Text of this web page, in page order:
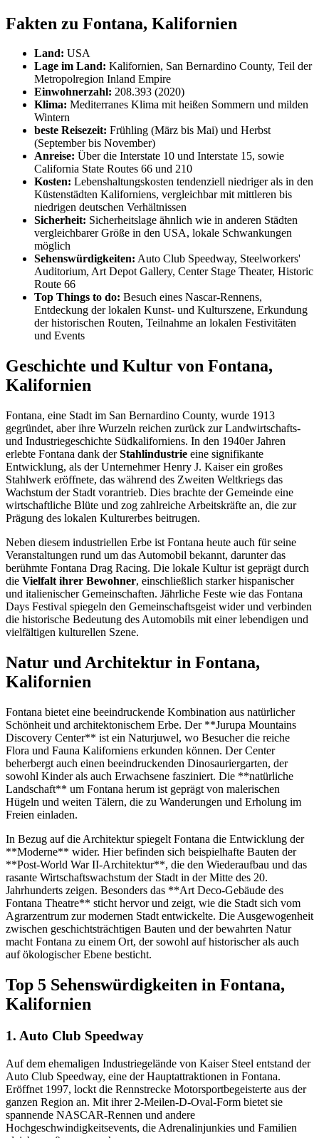
Fakten zu Fontana, Kalifornien
Land: USA
Lage im Land: Kalifornien, San Bernardino County, Teil der
Metropolregion Inland Empire
Einwohnerzahl: 208.393 (2020)
Klima: Mediterranes Klima mit heißen Sommern und milden
Wintern
beste Reisezeit: Frühling (März bis Mai) und Herbst
(September bis November)
Anreise: Über die Interstate 10 und Interstate 15, sowie
California State Routes 66 und 210
Kosten: Lebenshaltungskosten tendenziell niedriger als in den
Küstenstädten Kaliforniens, vergleichbar mit mittleren bis
niedrigen deutschen Verhältnissen
Sicherheit: Sicherheitslage ähnlich wie in anderen Städten
vergleichbarer Größe in den USA, lokale Schwankungen
möglich
Sehenswürdigkeiten: Auto Club Speedway, Steelworkers'
Auditorium, Art Depot Gallery, Center Stage Theater, Historic
Route 66
Top Things to do: Besuch eines Nascar-Rennens,
Entdeckung der lokalen Kunst- und Kulturszene, Erkundung
der historischen Routen, Teilnahme an lokalen Festivitäten
und Events
Geschichte und Kultur von Fontana,
Kalifornien
Fontana, eine Stadt im San Bernardino County, wurde 1913
gegründet, aber ihre Wurzeln reichen zurück zur Landwirtschafts-
und Industriegeschichte Südkaliforniens. In den 1940er Jahren
erlebte Fontana dank derStahlindustrie eine signifikante
Entwicklung, als der Unternehmer Henry J. Kaiser ein großes
Stahlwerk eröffnete, das während des Zweiten Weltkriegs das
Wachstum der Stadt vorantrieb. Dies brachte der Gemeinde eine
wirtschaftliche Blüte und zog zahlreiche Arbeitskräfte an, die zur
Prägung des lokalen Kulturerbes beitrugen.
Neben diesem industriellen Erbe ist Fontana heute auch für seine
Veranstaltungen rund um das Automobil bekannt, darunter das
berühmte Fontana Drag Racing. Die lokale Kultur ist geprägt durch
die Vielfalt ihrer Bewohner, einschließlich starker hispanischer
und italienischer Gemeinschaften. Jährliche Feste wie das Fontana
Days Festival spiegeln den Gemeinschaftsgeist wider und verbinden
die historische Bedeutung des Automobils mit einer lebendigen und
vielfältigen kulturellen Szene.
Natur und Architektur in Fontana,
Kalifornien
Fontana bietet eine beeindruckende Kombination aus natürlicher
Schönheit und architektonischem Erbe. Der **Jurupa Mountains
Discovery Center** ist ein Naturjuwel, wo Besucher die reiche
Flora und Fauna Kaliforniens erkunden können. Der Center
beherbergt auch einen beeindruckenden Dinosauriergarten, der
sowohl Kinder als auch Erwachsene fasziniert. Die **natürliche
Landschaft** um Fontana herum ist geprägt von malerischen
Hügeln und weiten Tälern, die zu Wanderungen und Erholung im
Freien einladen.
In Bezug auf die Architektur spiegelt Fontana die Entwicklung der
**Moderne** wider. Hier befinden sich beispielhafte Bauten der
**Post-World War II-Architektur**, die den Wiederaufbau und das
rasante Wirtschaftswachstum der Stadt in der Mitte des 20.
Jahrhunderts zeigen. Besonders das **Art Deco-Gebäude des
Fontana Theatre** sticht hervor und zeigt, wie die Stadt sich vom
Agrarzentrum zur modernen Stadt entwickelte. Die Ausgewogenheit
zwischen geschichtsträchtigen Bauten und der bewahrten Natur
macht Fontana zu einem Ort, der sowohl auf historischer als auch
auf ökologischer Ebene besticht.
Top 5 Sehenswürdigkeiten in Fontana,
Kalifornien
1. Auto Club Speedway
Auf dem ehemaligen Industriegelände von Kaiser Steel entstand der
Auto Club Speedway, eine der Hauptattraktionen in Fontana.
Eröffnet 1997, lockt die Rennstrecke Motorsportbegeisterte aus der
ganzen Region an. Mit ihrer 2-Meilen-D-Oval-Form bietet sie
spannende NASCAR-Rennen und andere
Hochgeschwindigkeitsevents, die Adrenalinjunkies und Familien